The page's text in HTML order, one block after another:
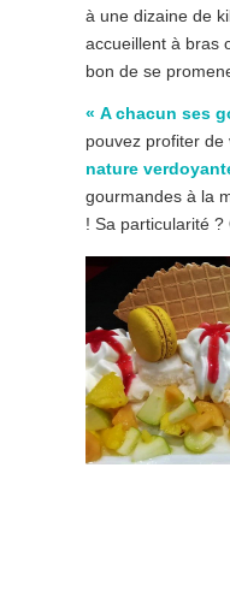
à une dizaine de
accueillent à bras
bon de se
« A chacun ses
pouvez profiter
nature
gourmandes à la
! Sa particularité